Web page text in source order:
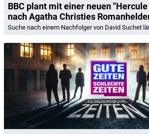
BBC plant mit einer neuen
nach Agatha Christies
Suche nach einem Nachfolger von David Suchet